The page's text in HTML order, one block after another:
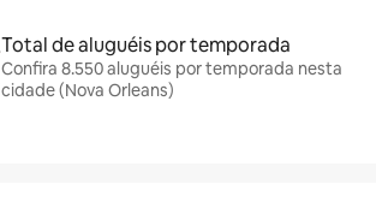
Total de aluguéis por temporada
Confira 8.550 aluguéis por temporada nesta
cidade (Nova Orleans)